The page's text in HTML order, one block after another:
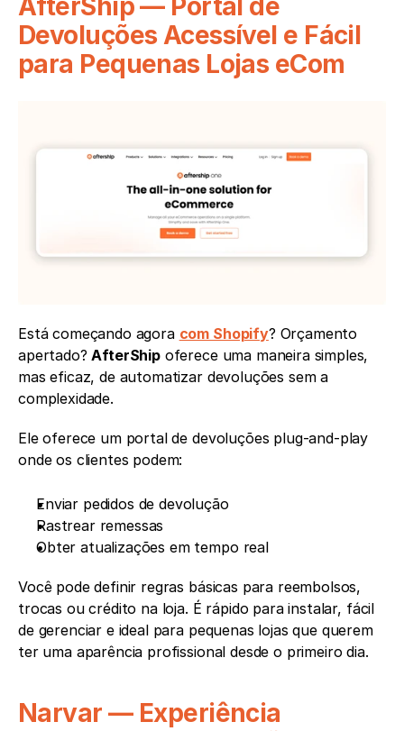
AfterShip — Portal de
Devoluções Acessível e Fácil
para Pequenas Lojas eCom
Está começando agora com Shopify? Orçamento
apertado? AfterShip oferece uma maneira simples,
mas eficaz, de automatizar devoluções sem a
complexidade.
Ele oferece um portal de devoluções plug-and-play
onde os clientes podem:
Enviar pedidos de devolução
Rastrear remessas
Obter atualizações em tempo real
Você pode definir regras básicas para reembolsos,
trocas ou crédito na loja. É rápido para instalar, fácil
de gerenciar e ideal para pequenas lojas que querem
ter uma aparência profissional desde o primeiro dia.
Narvar — Experiência